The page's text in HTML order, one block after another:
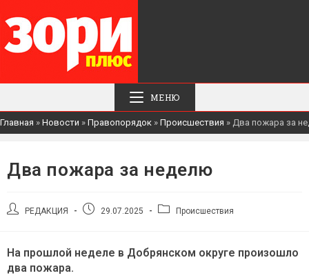
МЕНЮ
Главная » Новости » Правопорядок » Происшествия » Два пожара за
Два пожара за неделю
АвторРЕДАКЦИЯ
Запись29.07.2025
РубрикаПроисшествия
На прошлой неделе в Добрянском округе произошло
два пожара.